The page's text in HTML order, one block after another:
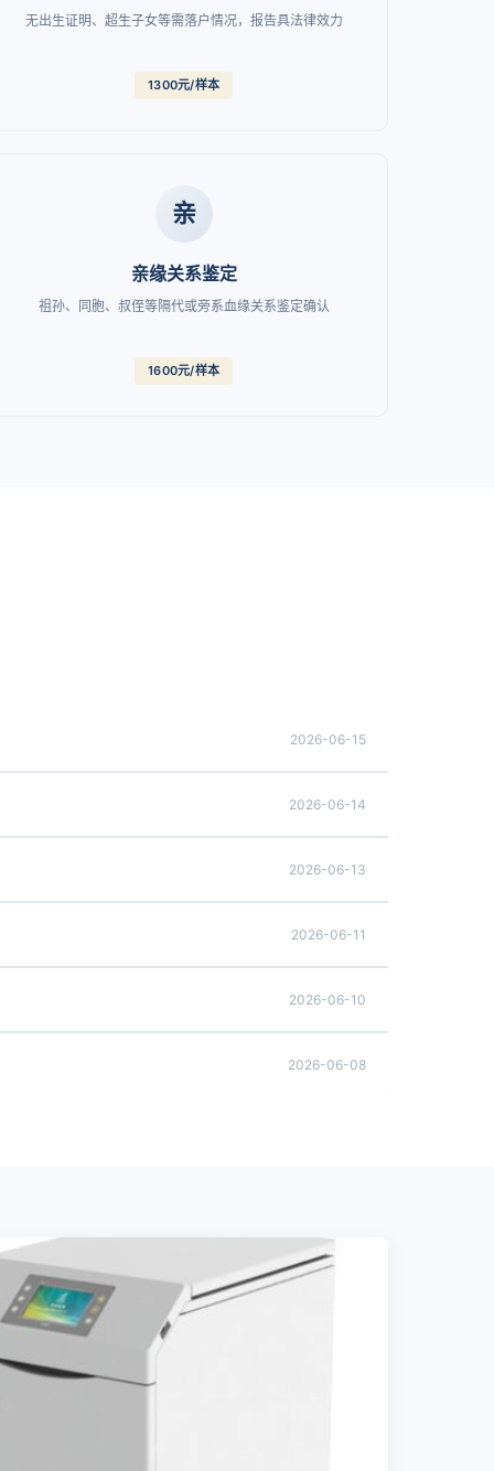
无出生证明、超生子女等需落户情况，报告具法律效力
1300元/样本
亲
亲缘关系鉴定
祖孙、同胞、叔侄等隔代或旁系血缘关系鉴定确认
1600元/样本
2026-06-15
2026-06-14
2026-06-13
2026-06-11
2026-06-10
2026-06-08